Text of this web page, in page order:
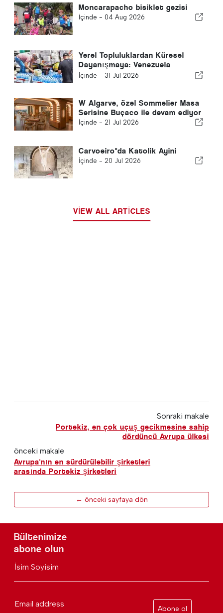
Moncarapacho bisiklet gezisi
İçinde - 04 Aug 2026
Yerel Topluluklardan Küresel
Dayanışmaya: Venezuela
Depremlerinden Sonra Kolektif
İçinde - 31 Jul 2026
W Algarve, özel Sommelier Masa
Serisine Buçaco ile devam ediyor
İçinde - 21 Jul 2026
Carvoeiro"da Katolik Ayini
İçinde - 20 Jul 2026
VIEW ALL ARTICLES
Sonraki makale
Portekiz, en çok uçuş gecikmesine sahip
dördüncü Avrupa ülkesi
önceki makale
Avrupa'nın en sürdürülebilir şirketleri
arasında Portekiz şirketleri
← önceki sayfaya dön
Bültenimize
abone olun
İsim Soyisim
Email address
Abone ol